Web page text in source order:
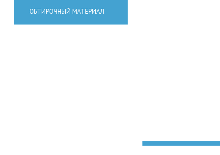
ОБТИРОЧНЫЙ МАТЕРИАЛ